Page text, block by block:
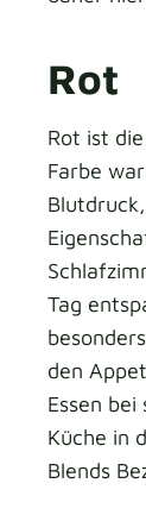
Rot
Rot ist
Farbe
Tag
den
Essen
Küche in
Blends